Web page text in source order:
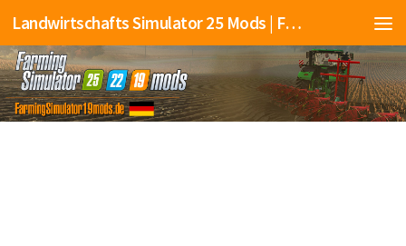
Landwirtschafts Simulator 25 Mods | Farming Simulator 25 Mods | FS25 Mods